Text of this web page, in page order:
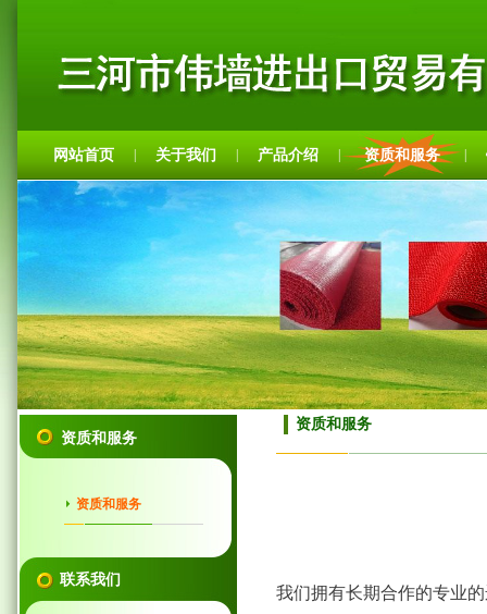
网站首页 关于我们 产品介绍 资质和服务
资质和服务
资质和服务
联系我们
资质和服务
我们拥有长期合作的专业